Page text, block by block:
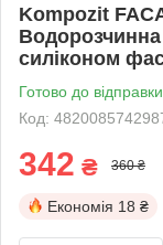
Kompozit
силіконом
Готово до відправки
Код:
342 ₴ 360 ₴
Економія 18 ₴